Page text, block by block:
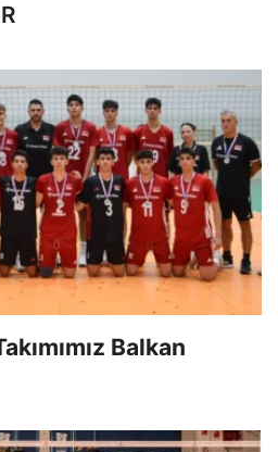
Balkan